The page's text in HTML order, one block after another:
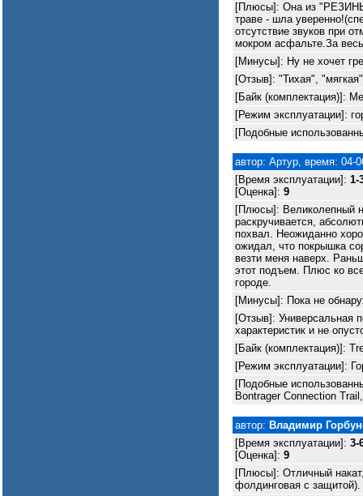
[Плюсы]: Она из
траве - шла
отсутствие звуков при
мокром асфальте.За
[Минусы]: Ну не хочет
[Отзыв]: "Тихая",
[Байк (комплектация)]:
[Режим эксплуатации]:
[Подобные
автор: Артур, время: 04-
[Время эксплуатации]: 1-
[Оценка]: 9
[Плюсы]: Великолепный
раскручивается,
похвал. Неожиданно
ожидал, что покрышка
везти меня наверх.
этот подъем. Плюс ко
городе.
[Минусы]: Пока не
[Отзыв]: Универсальная
характеристик и не
[Байк (комплектация)]:
[Режим эксплуатации]:
[Подобные
Bontrager Connection
автор: Владимир
[Время эксплуатации]: 3-
[Оценка]: 9
[Плюсы]: Отличный
фолдинговая с защитой).